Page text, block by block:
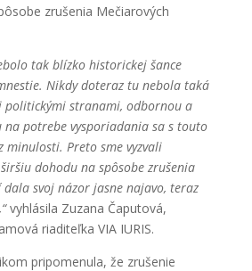
zrušenia Mečiarových
tak blízko historickej šance
Nikdy doteraz tu nebola taká
politickými stranami, odbornou a
na potrebe vysporiadania sa s touto
minulosti. Preto sme vyzvali
dohodu na spôsobe zrušenia
svoj názor jasne najavo, teraz
vyhlásila Zuzana Čaputová,
riaditeľka VIA IURIS.
pripomenula, že zrušenie